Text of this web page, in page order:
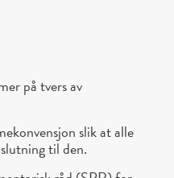
på tvers av
slik at alle
til den.